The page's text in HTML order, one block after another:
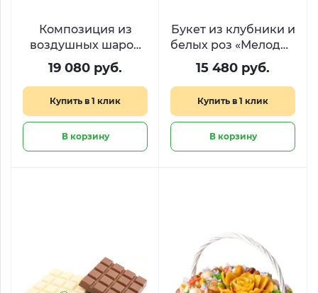
Композиция из
воздушных шаров
«Стильный юбилей
20 лет»
19 080 руб.
Купить в 1 клик
В корзину
Букет из клубники и
белых роз «Мелодия
вкуса»
15 480 руб.
Купить в 1 клик
В корзину